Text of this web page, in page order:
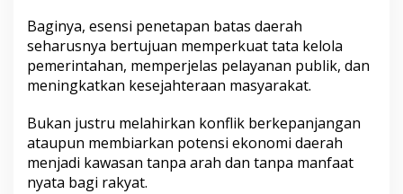
Baginya, esensi penetapan batas daerah
seharusnya bertujuan memperkuat tata kelola
pemerintahan, memperjelas pelayanan publik, dan
meningkatkan kesejahteraan masyarakat.
Bukan justru melahirkan konflik berkepanjangan
ataupun membiarkan potensi ekonomi daerah
menjadi kawasan tanpa arah dan tanpa manfaat
nyata bagi rakyat.